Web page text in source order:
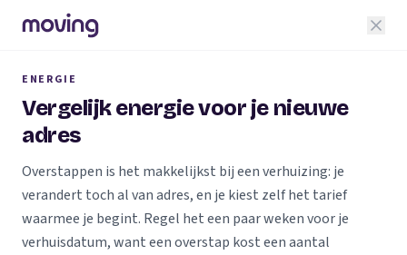
ENERGIE
Vergelijk energie voor je nieuwe
adres
Overstappen is het makkelijkst bij een verhuizing: je
verandert toch al van adres, en je kiest zelf het tarief
waarmee je begint. Regel het een paar weken voor je
verhuisdatum, want een overstap kost een aantal